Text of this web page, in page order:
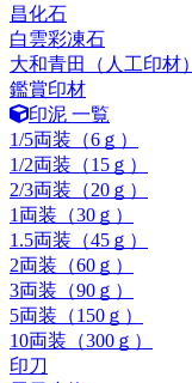
昌化石
白雲彩凍石
大和青田（人工印材）
鑑賞印材
印泥 一覧
1/5両装（6ｇ）
1/2両装（15ｇ）
2/3両装（20ｇ）
1両装（30ｇ）
1.5両装（45ｇ）
2両装（60ｇ）
3両装（90ｇ）
5両装（150ｇ）
10両装（300ｇ）
印刀